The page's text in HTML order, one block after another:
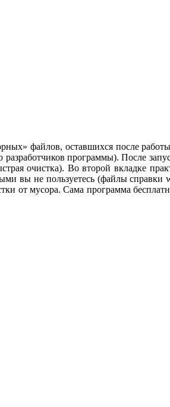
файлов, оставшихся после
программы). После
очистка). Во второй вкладке
вы не пользуетесь (файлы
от мусора. Сама программа